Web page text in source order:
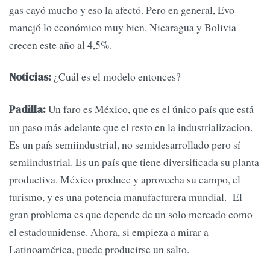
gas cayó mucho y eso la afectó. Pero en general, Evo
manejó lo económico muy bien. Nicaragua y Bolivia
crecen este año al 4,5%.
Noticias: ¿Cuál es el modelo entonces?
Padilla:Un faro es México, que es el único país que está
un paso más adelante que el resto en la industrializacion.
Es un país semiindustrial, no semidesarrollado pero sí
semiindustrial. Es un país que tiene diversificada su planta
productiva. México produce y aprovecha su campo, el
turismo, y es una potencia manufacturera mundial. El
gran problema es que depende de un solo mercado como
el estadounidense. Ahora, si empieza a mirar a
Latinoamérica, puede producirse un salto.